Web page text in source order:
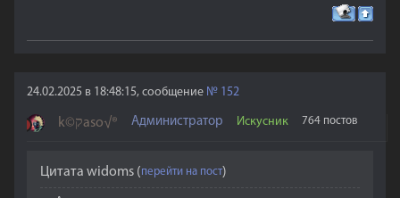
24.02.2025 в 18:48:15, сообщение № 152
k©קaso√® Администратор Искусник 764 постов
Цитата widoms ( )